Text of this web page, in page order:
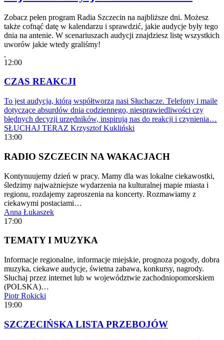
Zobacz pełen program Radia Szczecin na najbliższe dni. Możesz
także cofnąć datę w kalendarzu i sprawdzić, jakie audycje były tego
dnia na antenie. W scenariuszach audycji znajdziesz listę wszystkich
uworów jakie wtedy graliśmy!
12:00
CZAS REAKCJI
To jest audycja, którą współtworzą nasi Słuchacze. Telefony i maile
dotyczące absurdów dnia codziennego, niesprawiedliwości czy
błędnych decyzji urzędników, inspirują nas do reakcji i czynienia…
SŁUCHAJ TERAZ Krzysztof Kukliński
13:00
RADIO SZCZECIN NA WAKACJACH
Kontynuujemy dzień w pracy. Mamy dla was lokalne ciekawostki,
śledzimy najważniejsze wydarzenia na kulturalnej mapie miasta i
regionu, rozdajemy zaproszenia na koncerty. Rozmawiamy z
ciekawymi postaciami…
Anna Łukaszek
17:00
TEMATY I MUZYKA
Informacje regionalne, informacje miejskie, prognoza pogody, dobra
muzyka, ciekawe audycje, świetna zabawa, konkursy, nagrody.
Słuchaj przez internet lub w województwie zachodniopomorskiem
(POLSKA)…
Piotr Rokicki
19:00
SZCZECIŃSKA LISTA PRZEBOJÓW